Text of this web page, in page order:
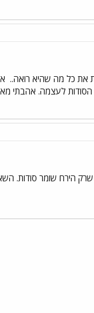
את כל מה שהיא רואה..
לעצמה. אהבתי
שומר סודות.